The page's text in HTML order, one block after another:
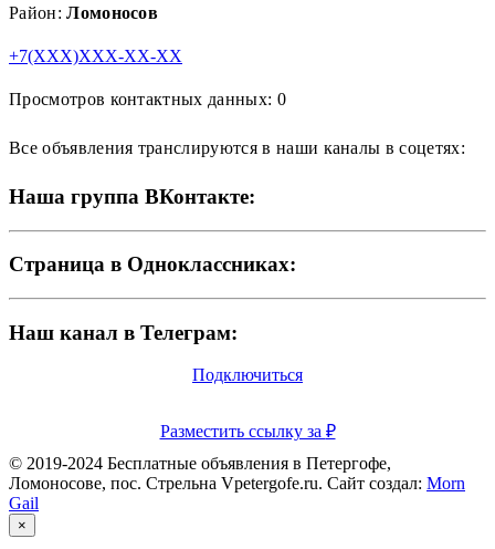
Район:Ломоносов
+7(XXX)XXX-XX-XX
Просмотров контактных данных: 0
Все объявления транслируются в наши каналы в соцетях:
Наша группа ВКонтакте:
Страница в Одноклассниках:
Наш канал в Телеграм:
Подключиться
Разместить ссылку за ₽
© 2019-2024 Бесплатные объявления в Петергофе,
Ломоносове, пос. Стрельна Vpetergofe.ru. Сайт создал: Morn
Gail
×